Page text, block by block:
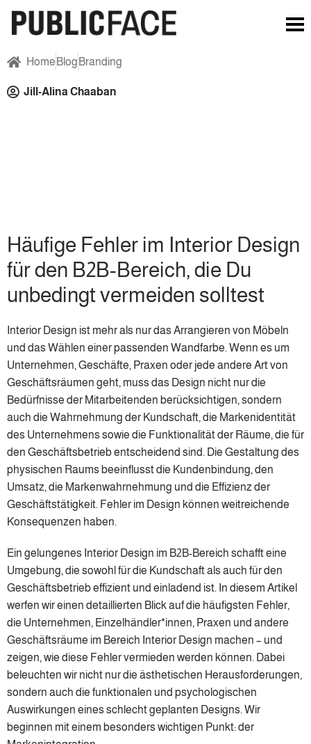
Home Blog Branding
Jill-Alina Chaaban
Häufige Fehler im Interior Design
für den B2B-Bereich, die Du
unbedingt vermeiden solltest
Interior Design ist mehr als nur das Arrangieren von Möbeln
und das Wählen einer passenden Wandfarbe. Wenn es um
Unternehmen, Geschäfte, Praxen oder jede andere Art von
Geschäftsräumen geht, muss das Design nicht nur die
Bedürfnisse der Mitarbeitenden berücksichtigen, sondern
auch die Wahrnehmung der Kundschaft, die Markenidentität
des Unternehmens sowie die Funktionalität der Räume, die für
den Geschäftsbetrieb entscheidend sind. Die Gestaltung des
physischen Raums beeinflusst die Kundenbindung, den
Umsatz, die Markenwahrnehmung und die Effizienz der
Geschäftstätigkeit. Fehler im Design können weitreichende
Konsequenzen haben.
Ein gelungenes Interior Design im B2B-Bereich schafft eine
Umgebung, die sowohl für die Kundschaft als auch für den
Geschäftsbetrieb effizient und einladend ist. In diesem Artikel
werfen wir einen detaillierten Blick auf die häufigsten Fehler,
die Unternehmen, Einzelhändler*innen, Praxen und andere
Geschäftsräume im Bereich Interior Design machen – und
zeigen, wie diese Fehler vermieden werden können. Dabei
beleuchten wir nicht nur die ästhetischen Herausforderungen,
sondern auch die funktionalen und psychologischen
Auswirkungen eines schlecht geplanten Designs. Wir
beginnen mit einem besonders wichtigen Punkt: der